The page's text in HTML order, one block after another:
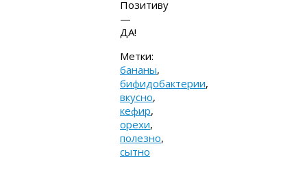
Позитиву
—
ДА!
Метки:
бананы,
бифидобактерии,
вкусно,
кефир,
орехи,
полезно,
сытно